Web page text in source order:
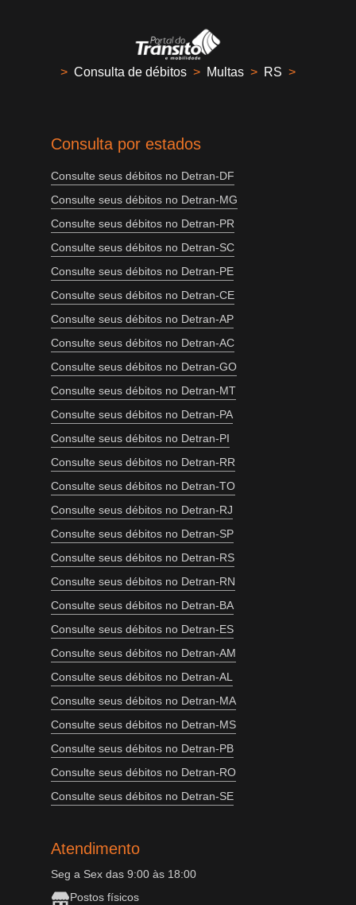
> Consulta de débitos > Multas > RS >
Consulta por estados
Consulte seus débitos no Detran-DF
Consulte seus débitos no Detran-MG
Consulte seus débitos no Detran-PR
Consulte seus débitos no Detran-SC
Consulte seus débitos no Detran-PE
Consulte seus débitos no Detran-CE
Consulte seus débitos no Detran-AP
Consulte seus débitos no Detran-AC
Consulte seus débitos no Detran-GO
Consulte seus débitos no Detran-MT
Consulte seus débitos no Detran-PA
Consulte seus débitos no Detran-PI
Consulte seus débitos no Detran-RR
Consulte seus débitos no Detran-TO
Consulte seus débitos no Detran-RJ
Consulte seus débitos no Detran-SP
Consulte seus débitos no Detran-RS
Consulte seus débitos no Detran-RN
Consulte seus débitos no Detran-BA
Consulte seus débitos no Detran-ES
Consulte seus débitos no Detran-AM
Consulte seus débitos no Detran-AL
Consulte seus débitos no Detran-MA
Consulte seus débitos no Detran-MS
Consulte seus débitos no Detran-PB
Consulte seus débitos no Detran-RO
Consulte seus débitos no Detran-SE
Atendimento
Seg a Sex das 9:00 às 18:00
Postos físicos